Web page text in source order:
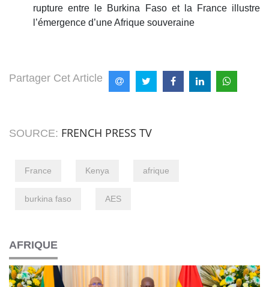
rupture entre le Burkina Faso et la France illustre
l’émergence d’une Afrique souveraine
Partager Cet Article
SOURCE: FRENCH PRESS TV
France Kenya afrique
burkina faso AES
AFRIQUE